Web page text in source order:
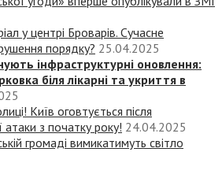
у центрі Броварів. Сучасне
порядку? 25.04.2025
інфраструктурні оновлення:
біля лікарні та укриття в
Київ оговтується після
з початку року! 24.04.2025
громаді вимикатимуть світло